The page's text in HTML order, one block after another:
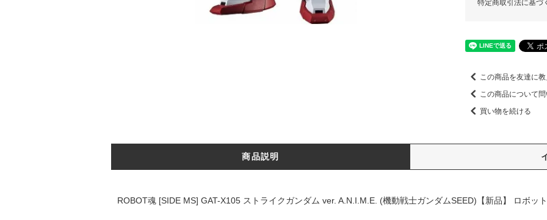
特定商取引法に基づ
この商品を友達に
この商品について
買い物を続ける
商品説明
ROBOT魂 [SIDE MS] GAT-X105 ストライクガンダム ver. A.N.I.M.E. (機動戦士ガンダムSEED)【新品】 ロボ